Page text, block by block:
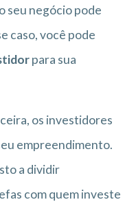
seu negócio pode
caso, você pode
para sua
os investidores
empreendimento.
a dividir
com quem investe